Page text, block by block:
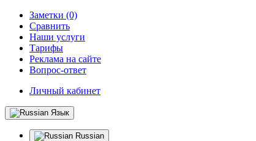
Заметки (0)
Сравнить
Наши услуги
Тарифы
Реклама на сайте
Вопрос-ответ
Личный кабинет
Язык
Russian